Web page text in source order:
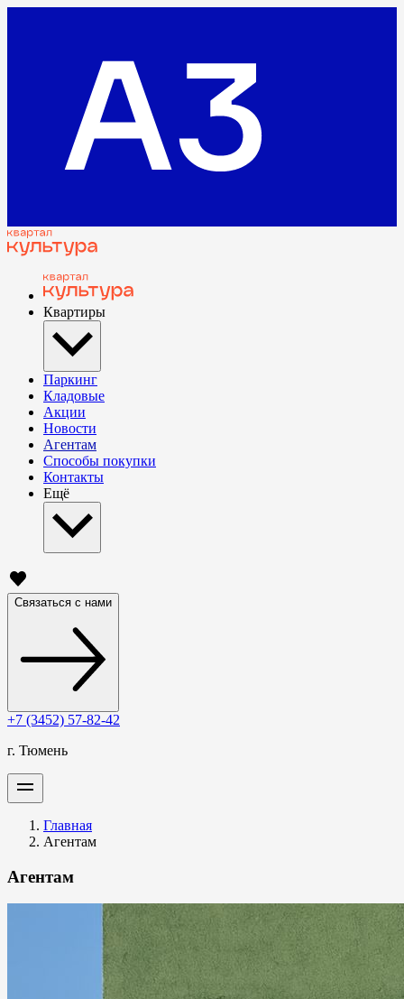
Квартиры
Паркинг
Кладовые
Акции
Новости
Агентам
Способы покупки
Контакты
Ещё
Связаться с нами
+7 (3452) 57-82-42
г. Тюмень
Главная
Агентам
Агентам